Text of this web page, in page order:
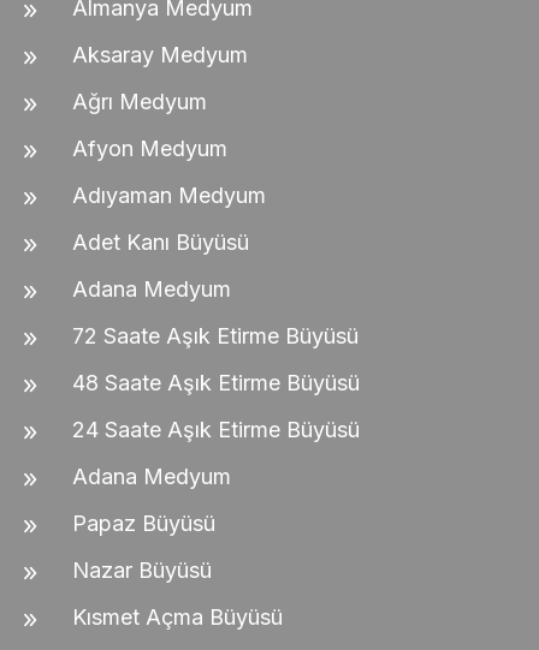
Almanya Medyum
Aksaray Medyum
Ağrı Medyum
Afyon Medyum
Adıyaman Medyum
Adet Kanı Büyüsü
Adana Medyum
72 Saate Aşık Etirme Büyüsü
48 Saate Aşık Etirme Büyüsü
24 Saate Aşık Etirme Büyüsü
Adana Medyum
Papaz Büyüsü
Nazar Büyüsü
Kısmet Açma Büyüsü